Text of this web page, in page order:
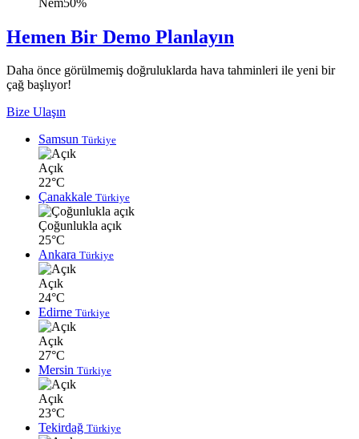
Hemen Bir Demo Planlayın
Daha önce görülmemiş doğruluklarda hava tahminleri ile yeni bir
çağ başlıyor!
Bize Ulaşın
Samsun Türkiye
Açık
22°C
Çanakkale Türkiye
Çoğunlukla açık
25°C
Ankara Türkiye
Açık
24°C
Edirne Türkiye
Açık
27°C
Mersin Türkiye
Açık
23°C
Tekirdağ Türkiye